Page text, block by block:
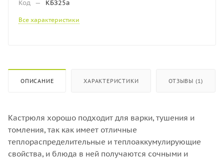
Код — КБЗ25а
Все характеристики
ОПИСАНИЕ ХАРАКТЕРИСТИКИ ОТЗЫВЫ (1)
Кастрюля хорошо подходит для варки, тушения и
томления, так как имеет отличные
теплораспределительные и теплоаккумулирующие
свойства, и блюда в ней получаются сочными и